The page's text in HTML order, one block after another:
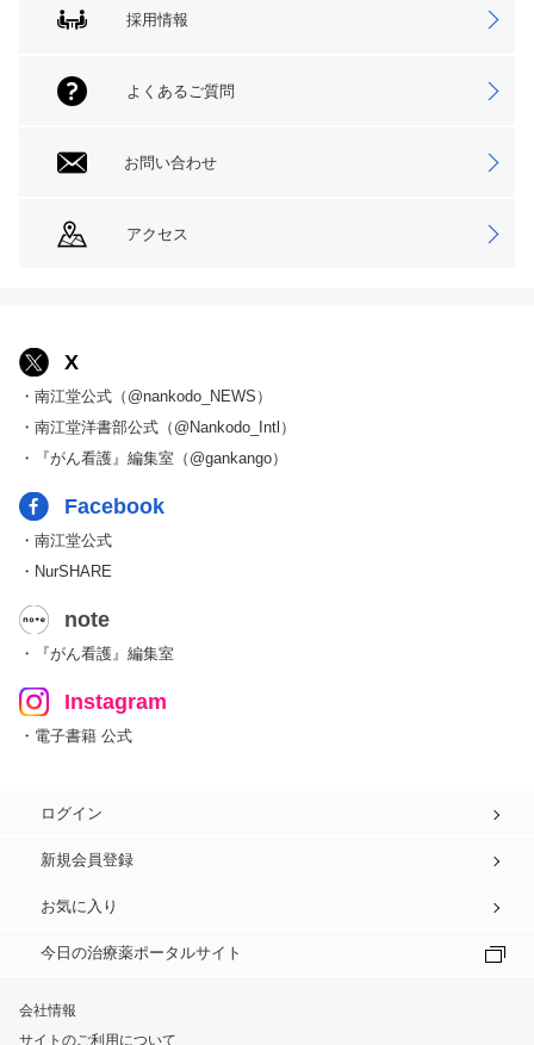
採用情報
よくあるご質問
お問い合わせ
アクセス
X
・南江堂公式（@nankodo_NEWS）
・南江堂洋書部公式（@Nankodo_Intl）
・『がん看護』編集室（@gankango）
Facebook
・南江堂公式
・NurSHARE
note
・『がん看護』編集室
Instagram
・電子書籍 公式
ログイン
新規会員登録
お気に入り
今日の治療薬ポータルサイト
会社情報
サイトのご利用について